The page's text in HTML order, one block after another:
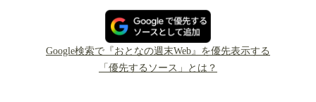
Google検索で『おとなの週末Web』を優先表示する
「優先するソース」とは？